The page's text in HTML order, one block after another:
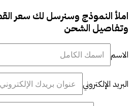
املأ النموذج وسنرسل لك سعر
وتفاصيل الشحن
الاسم
البريد الإلكتروني